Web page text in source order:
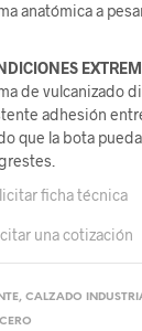
anatómica a
de vulcanizado
adhesión
que la bota
ficha técnica
una cotización
, CALZADO